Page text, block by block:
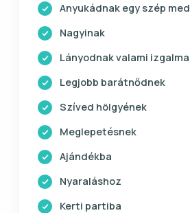
Anyukádnak egy szép
Nagyinak
Lányodnak valami
Legjobb barátnődnek
Szíved hölgyének
Meglepetésnek
Ajándékba
Nyaraláshoz
Kerti partiba